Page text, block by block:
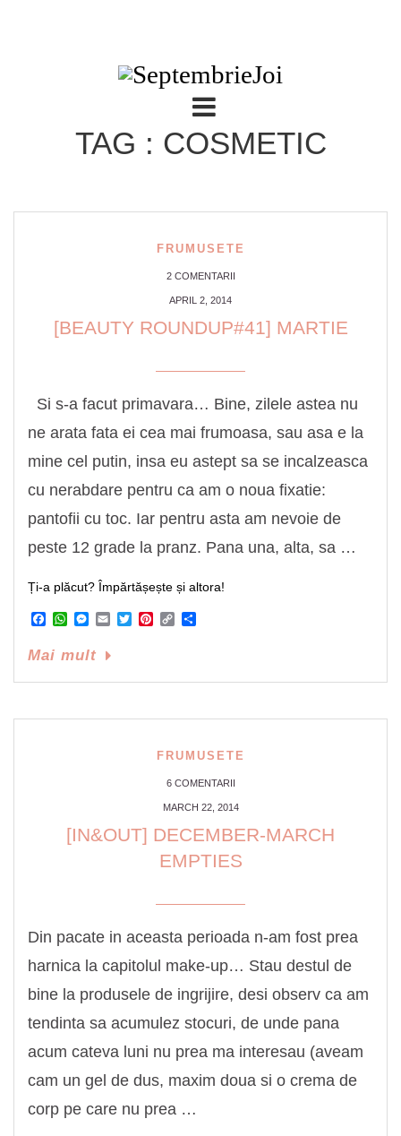
TAG : COSMETIC
FRUMUSETE
2 COMENTARII
APRIL 2, 2014
[BEAUTY ROUNDUP#41] MARTIE
Si s-a facut primavara… Bine, zilele astea nu
ne arata fata ei cea mai frumoasa, sau asa e la
mine cel putin, insa eu astept sa se incalzeasca
cu nerabdare pentru ca am o noua fixatie:
pantofii cu toc. Iar pentru asta am nevoie de
peste 12 grade la pranz. Pana una, alta, sa …
Ți-a plăcut? Împărtășește și altora!
Facebook
WhatsApp
Messenger
EmailTwitterPinterest
Copy
Mai mult
FRUMUSETE
6 COMENTARII
MARCH 22, 2014
[IN&OUT] DECEMBER-MARCH
EMPTIES
Din pacate in aceasta perioada n-am fost prea
harnica la capitolul make-up… Stau destul de
bine la produsele de ingrijire, desi observ ca am
tendinta sa acumulez stocuri, de unde pana
acum cateva luni nu prea ma interesau (aveam
cam un gel de dus, maxim doua si o crema de
corp pe care nu prea …